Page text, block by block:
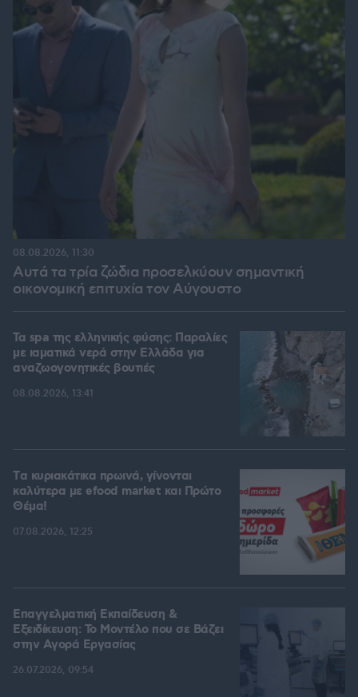
Αυτά τα τρία ζώδια προσελκύουν σημαντική
οικονομική επιτυχία τον Αύγουστο
08.08.2026, 11:30
Τα spa της ελληνικής φύσης: Παραλίες
με ιαματικά νερά στην Ελλάδα για
αναζωογονητικές βουτιές
08.08.2026, 13:41
Tα κυριακάτικα πρωινά, γίνονται
καλύτερα με efood market και Πρώτο
Θέμα!
07.08.2026, 12:25
Επαγγελματική Εκπαίδευση &
Εξειδίκευση: Το Mοντέλο που σε Bάζει
στην Aγορά Eργασίας
26.07.2026, 09:54